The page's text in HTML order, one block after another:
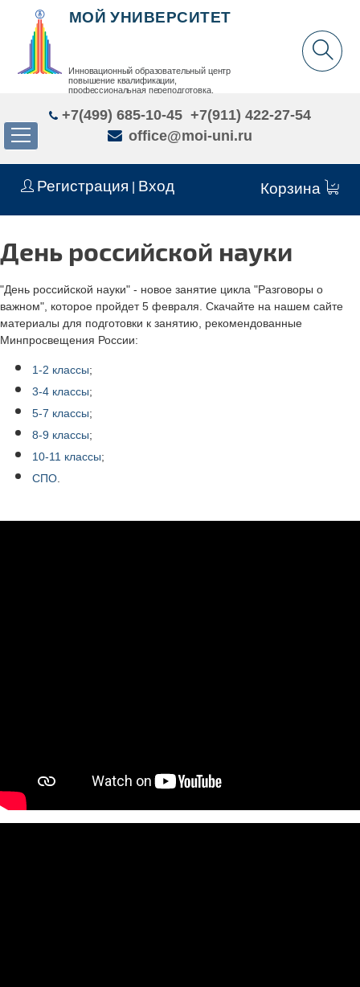
Регистрация Вход Корзина
МОЙ УНИВЕРСИТЕТ
Инновационный образовательный центр
повышение квалификации,
профессиональная переподготовка,
+7(499) 685-10-45 +7(911) 422-27-54
office@moi-uni.ru
День российской науки
"День российской науки" - новое занятие цикла "Разговоры о
важном", которое пройдет 5 февраля. Скачайте на нашем сайте
материалы для подготовки к занятию, рекомендованные
Минпросвещения России:
1-2 классы;
3-4 классы;
5-7 классы;
8-9 классы;
10-11 классы;
СПО